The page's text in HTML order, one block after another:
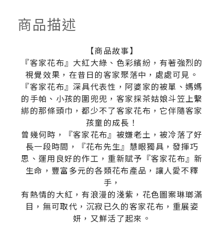
商品描述
【商品故事】
『客家花布』大紅大綠、色彩繽紛，有著強烈的
視覺效果，在昔日的客家聚落中，處處可見。
『客家花布』深具代表性，阿婆家的被單、媽媽
的手帕、小孩的圍兜兜，客家採茶姑娘斗笠上繫
綁的那條頭巾，都少不了客家花布，它伴隨客家
孩童的成長！
曾幾何時，『客家花布』被嫌老土，被冷落了好
長一段時間，『花布先生』慧眼獨具，發揮巧
思、運用良好的作工，重新賦予『客家花布』新
生命，豐富多元的各類花布產品，讓人愛不釋
手，
有熱情的大紅，有浪漫的淺紫，花色圖案琳瑯滿
目，無可取代，沉寂已久的客家花布，重展姿
妍，又鮮活了起來。